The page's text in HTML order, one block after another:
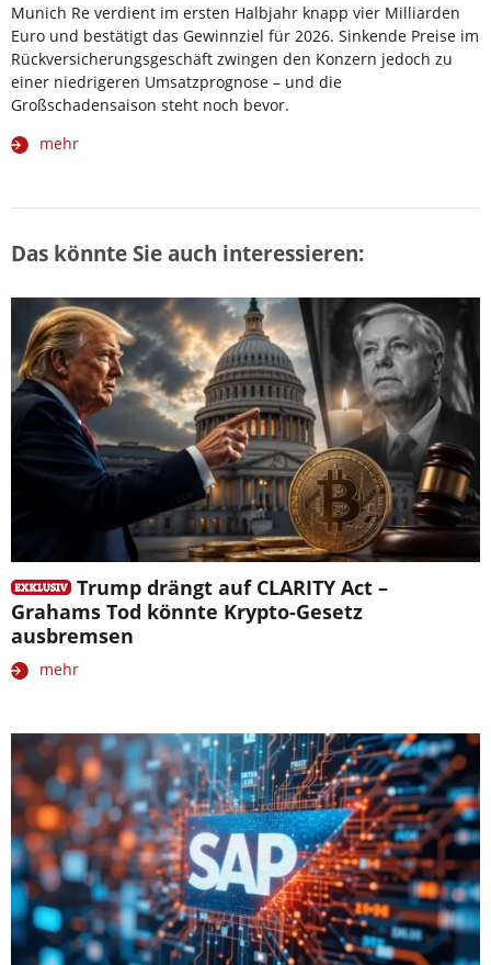
Munich Re verdient im ersten Halbjahr knapp vier Milliarden
Euro und bestätigt das Gewinnziel für 2026. Sinkende Preise im
Rückversicherungsgeschäft zwingen den Konzern jedoch zu
einer niedrigeren Umsatzprognose – und die
Großschadensaison steht noch bevor.
mehr
Das könnte Sie auch interessieren:
Trump drängt auf CLARITY Act –
Grahams Tod könnte Krypto-Gesetz
ausbremsen
mehr